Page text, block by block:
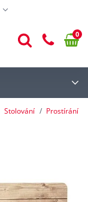
0
Stolování Prostírání